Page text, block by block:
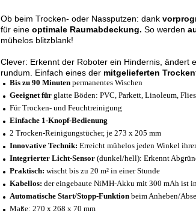
Ob beim Trocken- oder Nassputzen: dank
für eine optimale Raumabdeckung. So werden
mühelos blitzblank!
Clever: Erkennt der Roboter ein Hindernis, ändert
rundum. Einfach eines der mitgelieferten
Bis zu 90 Minuten permanentes Wischen
Geeignet für glatte Böden: PVC, Parkett, Linoleum,
Für Trocken- und Feuchtreinigung
Einfache 1-Knopf-Bedienung
2 Trocken-Reinigungstücher, je 273 x 205 mm
Innovative Technik: Erreicht mühelos jeden Winkel
Integrierter Licht-Sensor (dunkel/hell): Erkennt
Praktisch: wischt bis zu 20 m² in einer Stunde
Kabellos: der eingebaute NiMH-Akku mit 300 mAh ist
Automatische Start/Stopp-Funktion beim Anheben/
Maße: 270 x 268 x 70 mm